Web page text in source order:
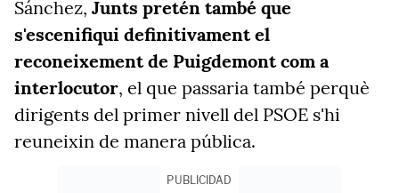
Sánchez, Junts pretén també que
s'escenifiqui definitivament el
reconeixement de Puigdemont com a
interlocutor, el que passaria també perquè
dirigents del primer nivell del PSOE s'hi
reuneixin de manera pública.
PUBLICIDAD